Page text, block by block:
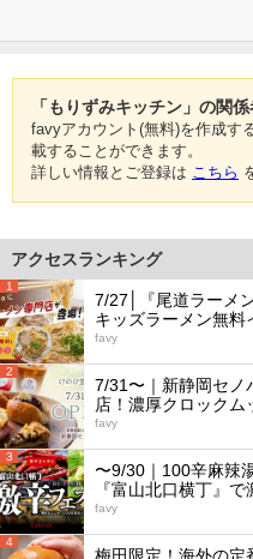
「もりずみキッチン」の関
favyアカウント(無料)を作成す
載することができます。
詳しい情報とご登録は こちら
アクセスランキング
1
7/27│『尾道ラーメ
キッズラーメン無料
favy
2
7/31〜｜新静岡セノ
店！濃厚クロックム
favy
3
〜9/30｜100辛麻辣
『富山北口横丁』
favy
4
梅田限定！海外の定